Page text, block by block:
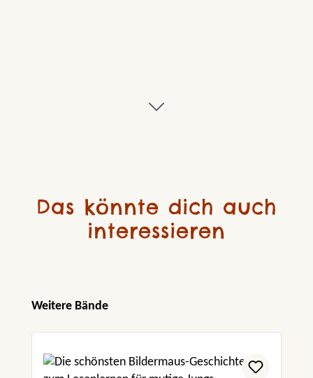
Das könnte dich auch
interessieren
Produktgalerie überspringen
Weitere Bände